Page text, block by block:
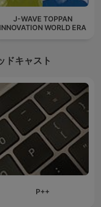
J-WAVE TOPPAN
INNOVATION WORLD ERA
ドキャスト
P++